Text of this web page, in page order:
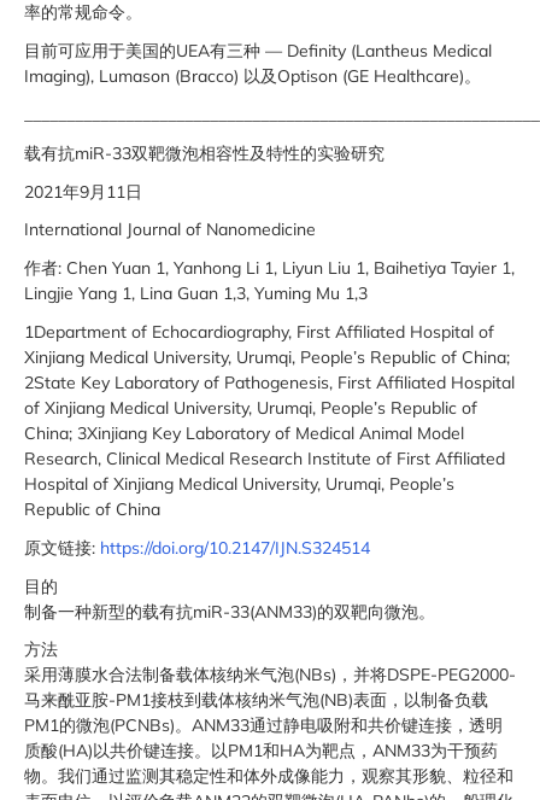
率的常规命令。
目前可应用于美国的UEA有三种 — Definity (Lantheus Medical
Imaging), Lumason (Bracco) 以及Optison (GE Healthcare)。
载有抗miR-33双靶微泡相容性及特性的实验研究
2021年9月11日
International Journal of Nanomedicine
作者: Chen Yuan 1, Yanhong Li 1, Liyun Liu 1, Baihetiya Tayier 1,
Lingjie Yang 1, Lina Guan 1,3, Yuming Mu 1,3
1Department of Echocardiography, First Affiliated Hospital of
Xinjiang Medical University, Urumqi, People’s Republic of China;
2State Key Laboratory of Pathogenesis, First Affiliated Hospital
of Xinjiang Medical University, Urumqi, People’s Republic of
China; 3Xinjiang Key Laboratory of Medical Animal Model
Research, Clinical Medical Research Institute of First Affiliated
Hospital of Xinjiang Medical University, Urumqi, People’s
Republic of China
原文链接: https://doi.org/10.2147/IJN.S324514
目的
制备一种新型的载有抗miR-33(ANM33)的双靶向微泡。
方法
采用薄膜水合法制备载体核纳米气泡(NBs)，并将DSPE-PEG2000-
马来酰亚胺-PM1接枝到载体核纳米气泡(NB)表面，以制备负载
PM1的微泡(PCNBs)。ANM33通过静电吸附和共价键连接，透明
质酸(HA)以共价键连接。以PM1和HA为靶点，ANM33为干预药
物。我们通过监测其稳定性和体外成像能力，观察其形貌、粒径和